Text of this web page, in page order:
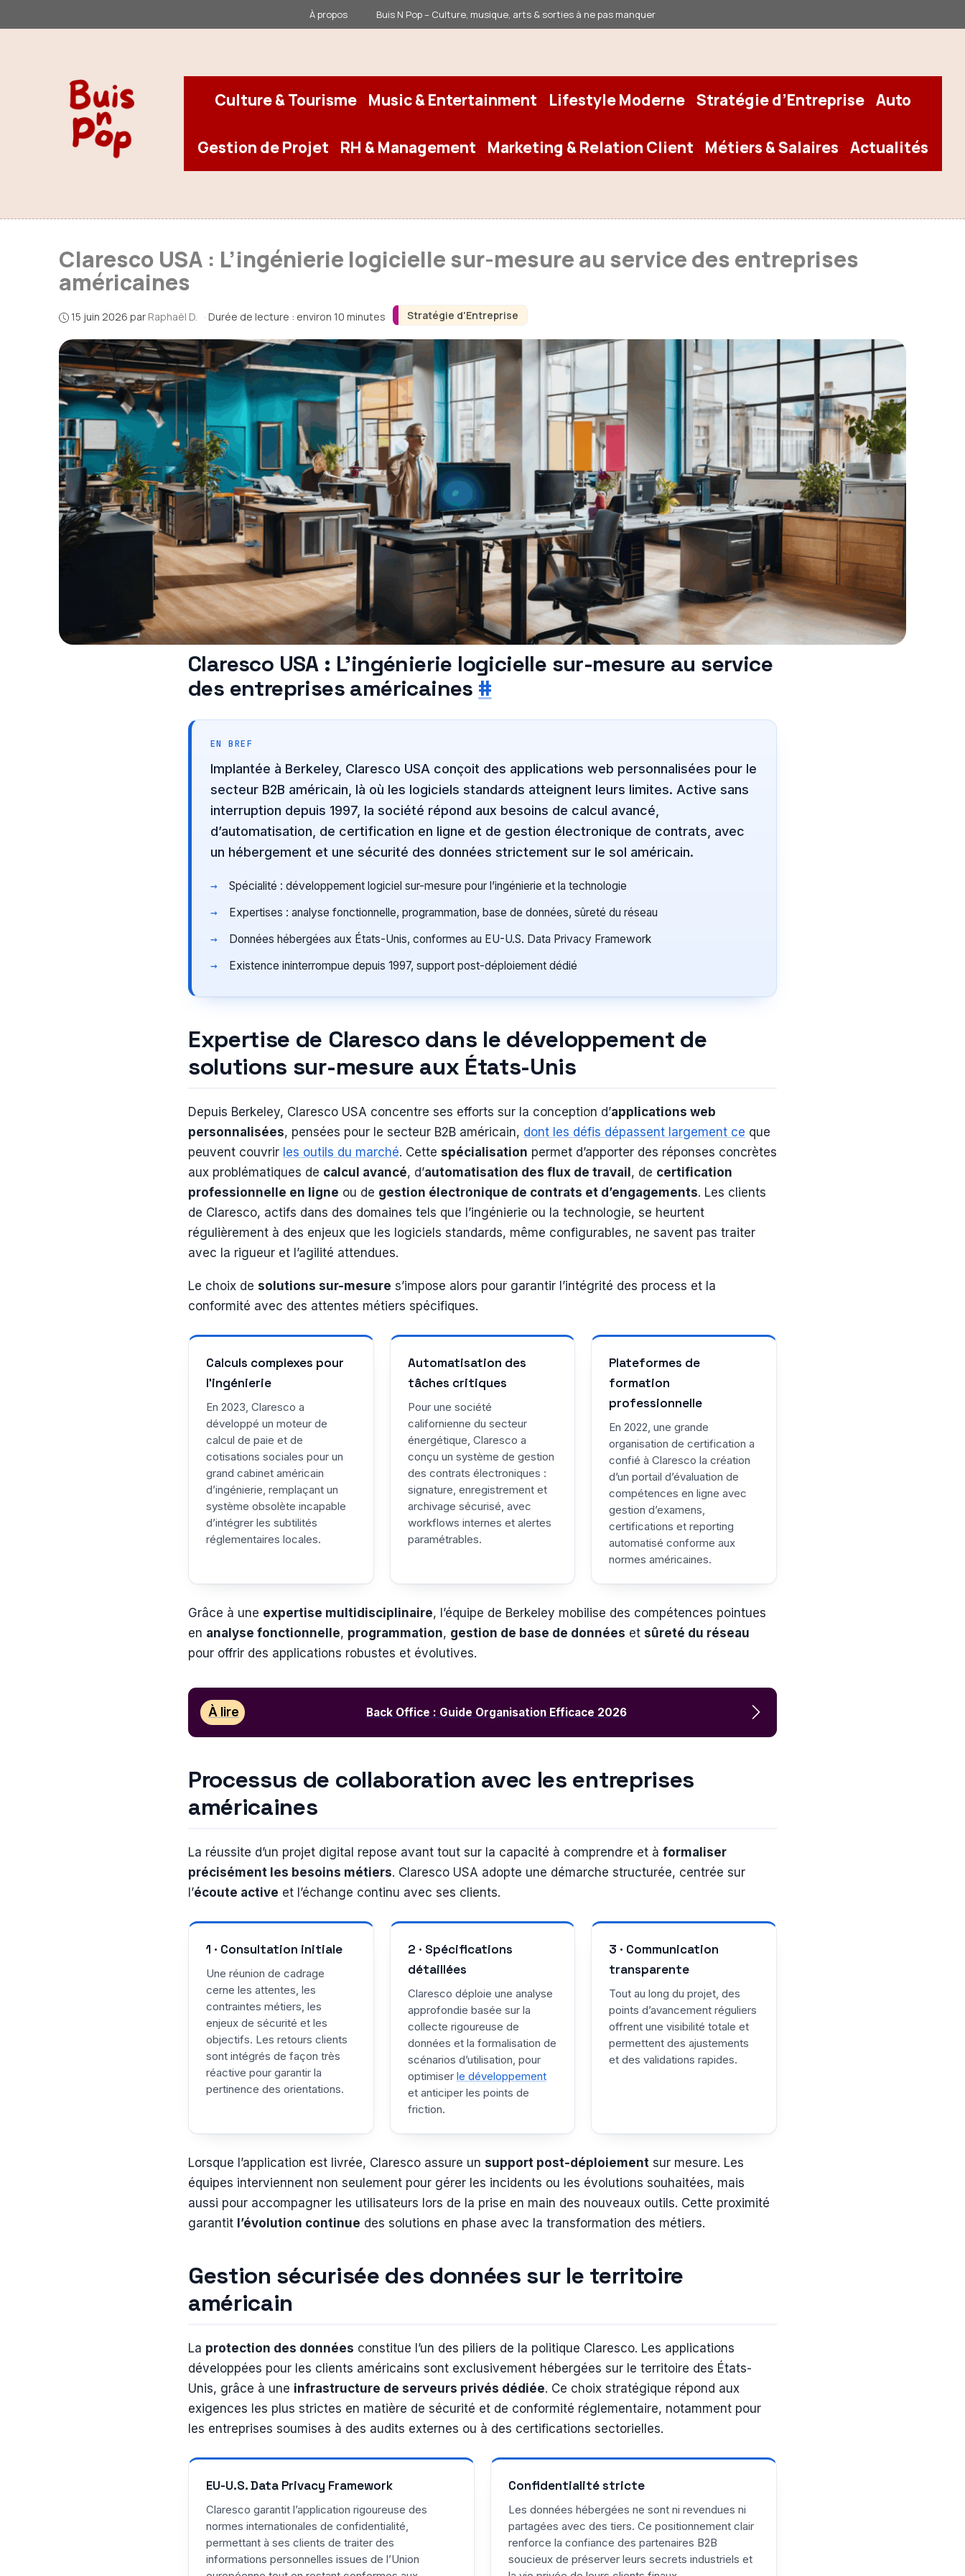
au
À propos Buis N Pop – Culture, musique, arts & sorties à ne pas manquer
Culture & Tourisme Music & Entertainment Lifestyle Moderne Stratégie d’Entreprise Auto
Gestion de Projet RH & Management Marketing & Relation Client Métiers & Salaires Actualités
Stratégie d'Entreprise
Claresco USA : L’ingénierie logicielle sur-mesure au service des entreprises
américaines
15 juin 2026 par Raphaël D. · Durée de lecture : environ 10 minutes
Claresco USA : L’ingénierie logicielle sur-mesure au service
des entreprises américaines #
EN BREF
Implantée à Berkeley, Claresco USA conçoit des applications web personnalisées pour le
secteur B2B américain, là où les logiciels standards atteignent leurs limites. Active sans
interruption depuis 1997, la société répond aux besoins de calcul avancé,
d’automatisation, de certification en ligne et de gestion électronique de contrats, avec
un hébergement et une sécurité des données strictement sur le sol américain.
Spécialité : développement logiciel sur-mesure pour l’ingénierie et la technologie
Expertises : analyse fonctionnelle, programmation, base de données, sûreté du réseau
Données hébergées aux États-Unis, conformes au EU-U.S. Data Privacy Framework
Existence ininterrompue depuis 1997, support post-déploiement dédié
Expertise de Claresco dans le développement de
solutions sur-mesure aux États-Unis
Depuis Berkeley, Claresco USA concentre ses efforts sur la conception d’applications web
personnalisées, pensées pour le secteur B2B américain, dont les défis dépassent largement ce que
peuvent couvrir les outils du marché. Cette spécialisation permet d’apporter des réponses concrètes
aux problématiques de calcul avancé, d’automatisation des flux de travail , de certification
professionnelle en ligne ou de gestion électronique de contrats et d’engagements. Les clients
de Claresco, actifs dans des domaines tels que l’ingénierie ou la technologie, se heurtent
régulièrement à des enjeux que les logiciels standards, même configurables, ne savent pas traiter
avec la rigueur et l’agilité attendues.
Le choix de solutions sur-mesure s’impose alors pour garantir l’intégrité des process et la
conformité avec des attentes métiers spécifiques.
Calculs complexes pour
l’ingénierie
En 2023, Claresco a
développé un moteur de
calcul de paie et de
cotisations sociales pour un
grand cabinet américain
d’ingénierie, remplaçant un
système obsolète incapable
d’intégrer les subtilités
réglementaires locales.
Automatisation des
tâches critiques
Pour une société
californienne du secteur
énergétique, Claresco a
conçu un système de gestion
des contrats électroniques :
signature, enregistrement et
archivage sécurisé, avec
workflows internes et alertes
paramétrables.
Plateformes de
formation
professionnelle
En 2022, une grande
organisation de certification a
confié à Claresco la création
d’un portail d’évaluation de
compétences en ligne avec
gestion d’examens,
certifications et reporting
automatisé conforme aux
normes américaines.
Grâce à une expertise multidisciplinaire, l’équipe de Berkeley mobilise des compétences pointues
en analyse fonctionnelle, programmation, gestion de base de données et sûreté du réseau
pour offrir des applications robustes et évolutives.
À lire Back Office : Guide Organisation Efficace 2026
Processus de collaboration avec les entreprises
américaines
La réussite d’un projet digital repose avant tout sur la capacité à comprendre et à formaliser
précisément les besoins métiers. Claresco USA adopte une démarche structurée, centrée sur
l’écoute active et l’échange continu avec ses clients.
1 · Consultation initiale
Une réunion de cadrage
cerne les attentes, les
contraintes métiers, les
enjeux de sécurité et les
objectifs. Les retours clients
sont intégrés de façon très
réactive pour garantir la
pertinence des orientations.
2 · Spécifications
détaillées
Claresco déploie une analyse
approfondie basée sur la
collecte rigoureuse de
données et la formalisation de
scénarios d’utilisation, pour
optimiser le développement
et anticiper les points de
friction.
3 · Communication
transparente
Tout au long du projet, des
points d’avancement réguliers
offrent une visibilité totale et
permettent des ajustements
et des validations rapides.
Lorsque l’application est livrée, Claresco assure un support post-déploiement sur mesure. Les
équipes interviennent non seulement pour gérer les incidents ou les évolutions souhaitées, mais
aussi pour accompagner les utilisateurs lors de la prise en main des nouveaux outils. Cette proximité
garantit l’évolution continue des solutions en phase avec la transformation des métiers.
Gestion sécurisée des données sur le territoire
américain
La protection des données constitue l’un des piliers de la politique Claresco. Les applications
développées pour les clients américains sont exclusivement hébergées sur le territoire des États-
Unis, grâce à une infrastructure de serveurs privés dédiée. Ce choix stratégique répond aux
exigences les plus strictes en matière de sécurité et de conformité réglementaire, notamment pour
les entreprises soumises à des audits externes ou à des certifications sectorielles.
EU-U.S. Data Privacy Framework
Claresco garantit l’application rigoureuse des
normes internationales de confidentialité,
permettant à ses clients de traiter des
informations personnelles issues de l’Union
Confidentialité stricte
Les données hébergées ne sont ni revendues ni
partagées avec des tiers. Ce positionnement clair
renforce la confiance des partenaires B2B
soucieux de préserver leurs secrets industriels et